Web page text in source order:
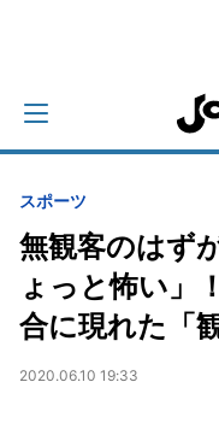
スポーツ
無観客のはず
ょっと怖い」
合に現れた「
2020.06.10 19:33